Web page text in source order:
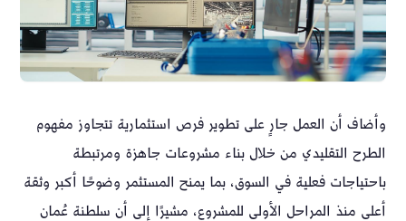
وأضاف أن العمل جارٍ على تطوير فرص استثمارية تتجاوز مفهوم
الطرح التقليدي من خلال بناء مشروعات جاهزة ومرتبطة
باحتياجات فعلية في السوق، بما يمنح المستثمر وضوحًا أكبر وثقة
أعلى منذ المراحل الأولى للمشروع، مشيرًا إلى أن سلطنة عُمان